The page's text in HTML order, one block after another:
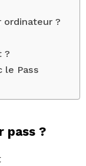
ordinateur ?
?
le Pass
pass ?